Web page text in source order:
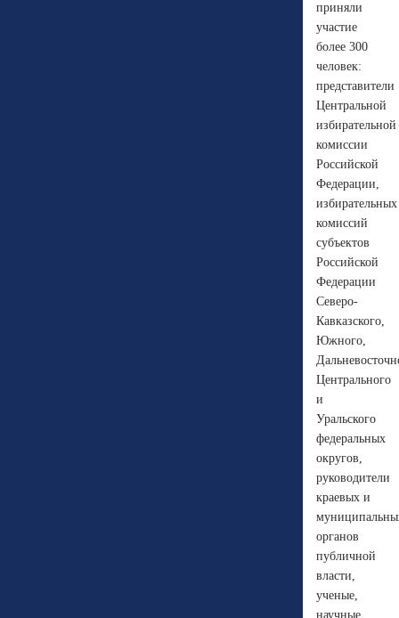
приняли
участие
более 300
человек:
представители
Центральной
избирательной
комиссии
Российской
Федерации,
избирательных
комиссий
субъектов
Российской
Федерации
Северо-
Кавказского,
Южного,
Центрального
и
Уральского
федеральных
округов,
руководители
краевых и
органов
публичной
власти,
ученые,
научные